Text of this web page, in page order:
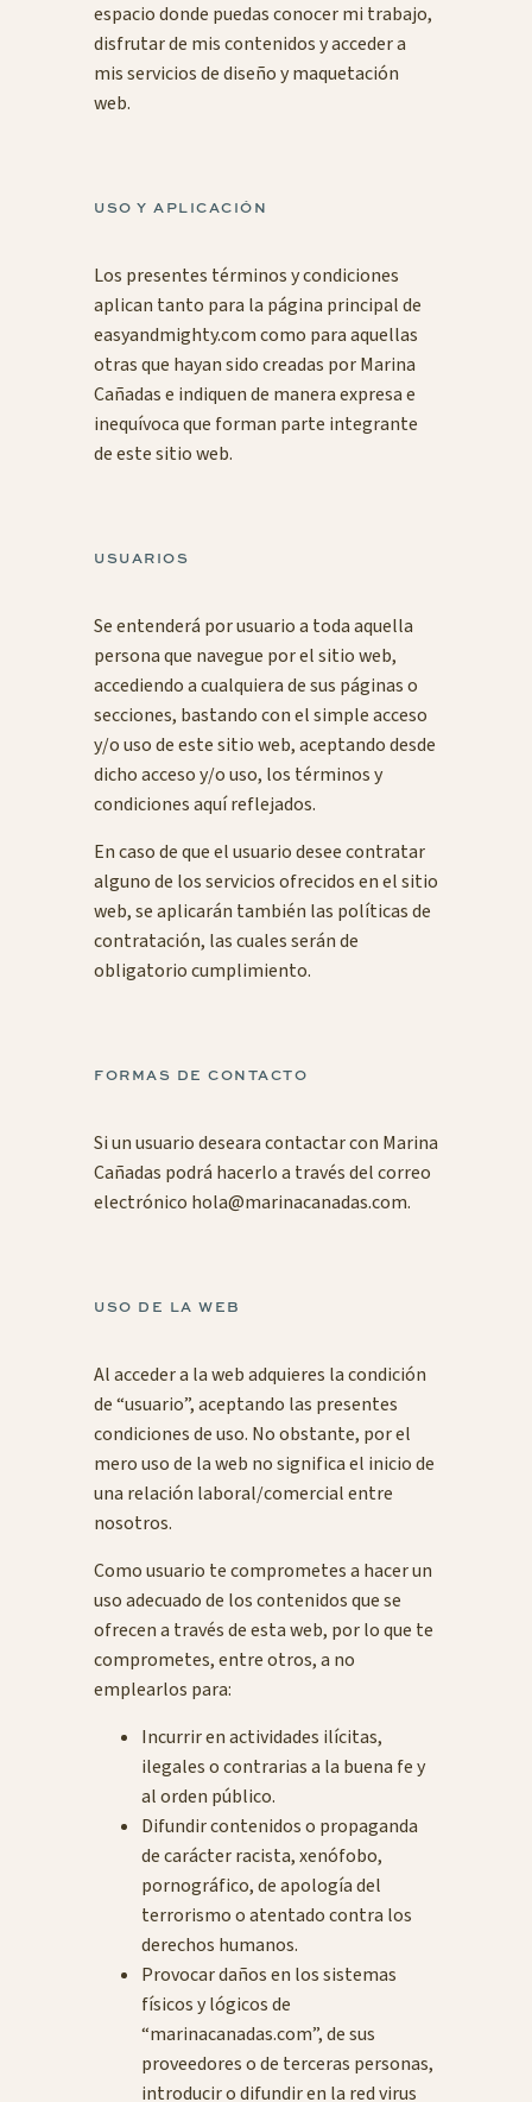
espacio donde puedas conocer mi trabajo,
disfrutar de mis contenidos y acceder a
mis servicios de diseño y maquetación
web.
USO Y APLICACIÓN
Los presentes términos y condiciones
aplican tanto para la página principal de
easyandmighty.comcomo para aquellas
otras que hayan sido creadas por Marina
Cañadas e indiquen de manera expresa e
inequívoca que forman parte integrante
de este sitio web.
USUARIOS
Se entenderá por usuario a toda aquella
persona que navegue por el sitio web,
accediendo a cualquiera de sus páginas o
secciones, bastando con el simple acceso
y/o uso de este sitio web, aceptando desde
dicho acceso y/o uso, los términos y
condiciones aquí reflejados.
En caso de que el usuario desee contratar
alguno de los servicios ofrecidos en el sitio
web, se aplicarán también las políticas de
contratación, las cuales serán de
obligatorio cumplimiento.
FORMAS DE CONTACTO
Si un usuario deseara contactar con Marina
Cañadas podrá hacerlo a través del correo
electrónico hola@marinacanadas.com.
USO DE LA WEB
Al acceder a la web adquieres la condición
de “usuario”, aceptando las presentes
condiciones de uso. No obstante, por el
mero uso de la web no significa el inicio de
una relación laboral/comercial entre
nosotros.
Como usuario te comprometes a hacer un
uso adecuado de los contenidos que se
ofrecen a través de esta web, por lo que te
comprometes, entre otros, a no
emplearlos para:
Incurrir en actividades ilícitas,
ilegales o contrarias a la buena fe y
al orden público.
Difundir contenidos o propaganda
de carácter racista, xenófobo,
pornográfico, de apología del
terrorismo o atentado contra los
derechos humanos.
Provocar daños en los sistemas
físicos y lógicos de
“marinacanadas.com”, de sus
proveedores o de terceras personas,
introducir o difundir en la red virus